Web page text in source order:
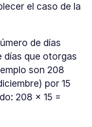
el caso de la
de días
días que otorgas
son 208
por 15
208 x 15 =